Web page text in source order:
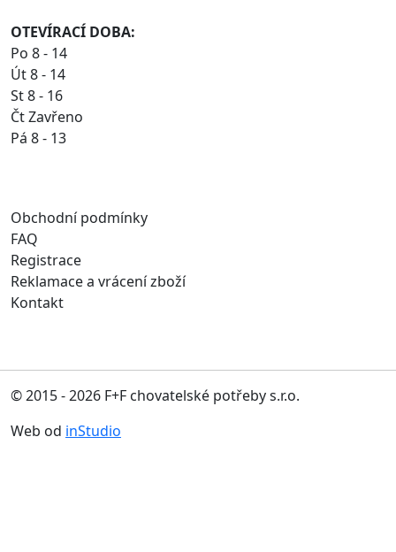
OTEVÍRACÍ DOBA:
Po 8 - 14
Út 8 - 14
St 8 - 16
Čt Zavřeno
Pá 8 - 13
Obchodní podmínky
FAQ
Registrace
Reklamace a vrácení zboží
Kontakt
© 2015 - 2026 F+F chovatelské potřeby s.r.o.
Web od inStudio